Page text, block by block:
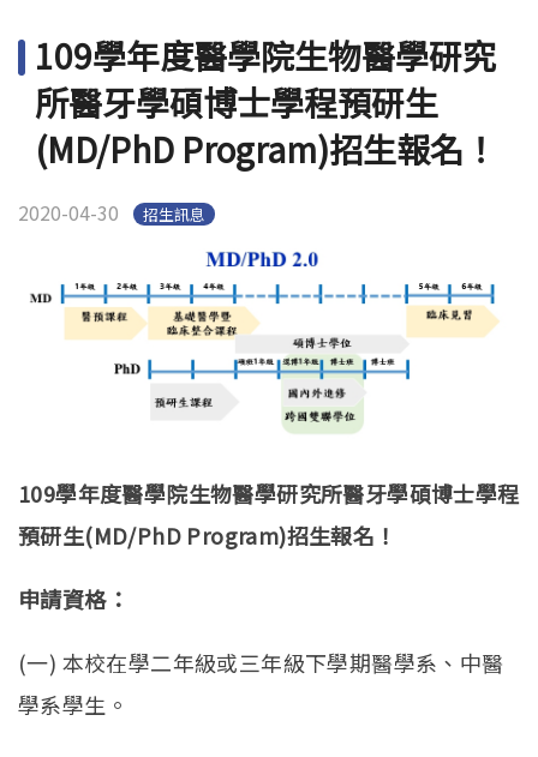
檔案下載
法規辦法
109學年度醫學院生物醫學研究
所醫牙學碩博士學程預研生
(MD/PhD Program)招生報名！
2020-04-30 招生訊息
109學年度醫學院生物醫學研究所醫牙學碩博士學程
預研生(MD/PhD Program)招生報名！
申請資格：
(一) 本校在學二年級或三年級下學期醫學系、中醫
學系學生。